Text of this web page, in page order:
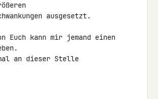
ausgesetzt.
Euch kann mir jemand einen
an dieser Stelle